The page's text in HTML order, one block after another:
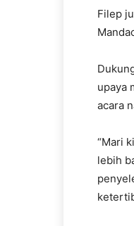
Filep
upaya
acara
“Mari
lebih